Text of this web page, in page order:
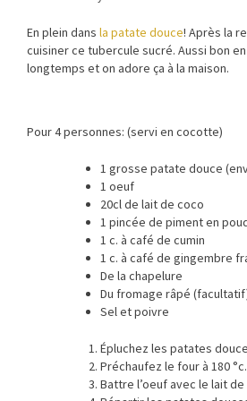
En plein dans la patate douce! Après la
cuisiner ce tubercule sucré. Aussi bon
longtemps et on adore ça à la maison.
Pour 4 personnes: (servi en cocotte)
1 grosse patate douce
1 oeuf
20cl de lait de coco
1 pincée de piment en
1 c. à café de cumin
1 c. à café de gingembre
De la chapelure
Du fromage râpé
Sel et poivre
Épluchez les patates
Préchaufez le four à 180 °c.
Battre l’oeuf avec le lait